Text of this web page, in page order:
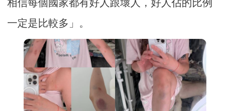
相信每個國家都有好人跟壞人，好人佔的比例
一定是比較多」。